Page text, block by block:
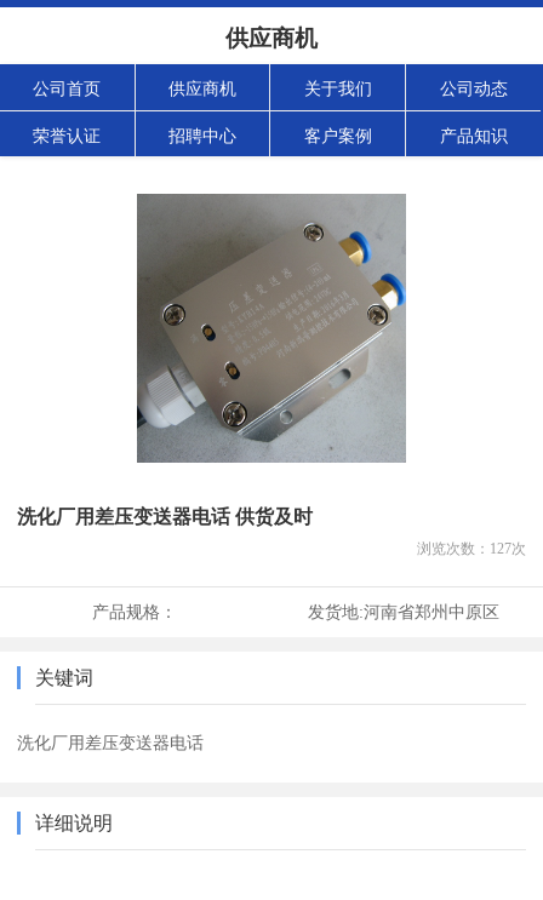
供应商机
公司首页 供应商机 关于我们 公司动态
荣誉认证 招聘中心 客户案例 产品知识
洗化厂用差压变送器电话 供货及时
浏览次数： 127次
产品规格： 发货地:河南省郑州中原区
关键词
洗化厂用差压变送器电话
详细说明